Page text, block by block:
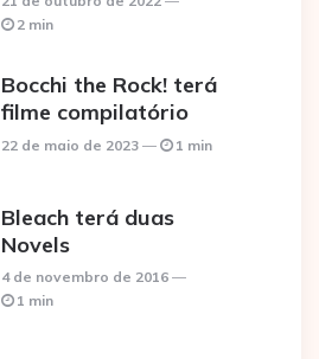
2 min
Bocchi the Rock! terá
filme compilatório
22 de maio de 2023 1 min
Bleach terá duas
Novels
4 de novembro de 2016
1 min